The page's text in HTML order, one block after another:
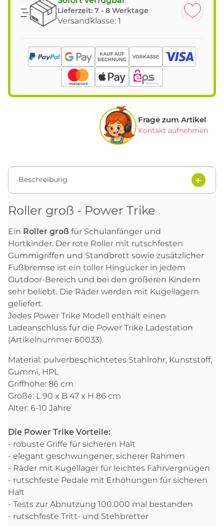
Lieferzeit: 7 - 8 Werktage
Versandklasse: 1
Frage zum Artikel
Kontakt aufnehmen
Beschreibung
Roller groß - Power Trike
Ein Roller groß für Schulanfänger und
Hortkinder. Der rote Roller mit rutschfesten
Gummigriffen und Standbrett sowie zusätzlicher
Fußbremse ist ein toller Hingucker in jedem
Outdoor-Bereich und bei den größeren Kindern
sehr beliebt. Die Räder werden mit Kugellagern
geliefert.
Jedes Power Trike Modell enthält einen
Ladeanschluss für die Power Trike Ladestation
(Artikelnummer 60033).
Material: pulverbeschichtetes Stahlrohr, Kunststoff,
Gummi, HPL
Griffhöhe: 86 cm
Größe: L 90 x B 47 x H 86 cm
Alter: 6-10 Jahre
Die Power Trike Vorteile:
- robuste Griffe für sicheren Halt
- elegant geschwungener, sicherer Rahmen
- Räder mit Kugellager für leichtes Fahrvergnügen
- rutschfeste Pedale mit Erhöhungen für sicheren
Halt
- Tests zur Abnutzung 100.000 mal bestanden
- rutschfeste Tritt- und Stehbretter